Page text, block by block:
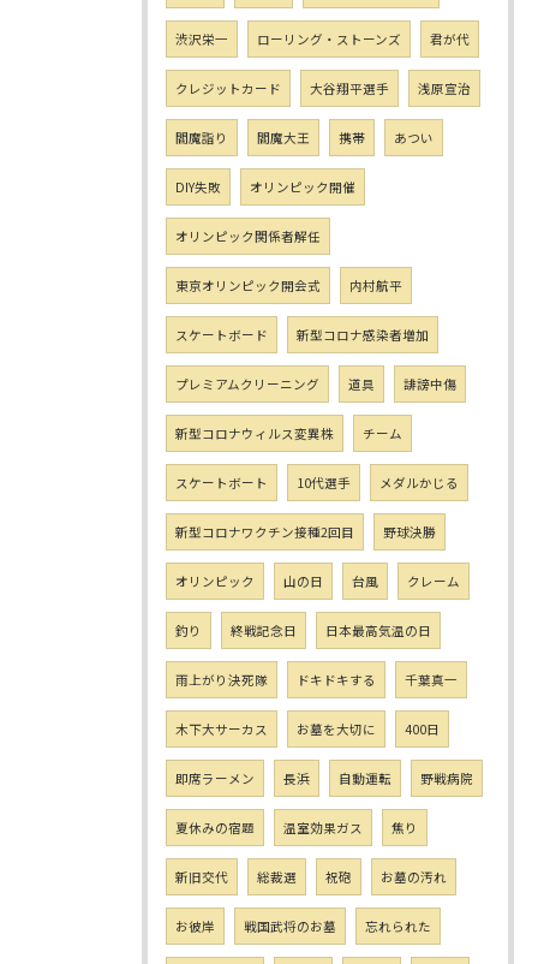
渋沢栄一 ローリング・ストーンズ 君が代
クレジットカード 大谷翔平選手 浅原宣治
閻魔詣り 閻魔大王 携帯 あつい
DIY失敗 オリンピック開催
オリンピック関係者解任
東京オリンピック開会式 内村航平
スケートボード 新型コロナ感染者増加
プレミアムクリーニング 道具 誹謗中傷
新型コロナウィルス変異株 チーム
スケートボート 10代選手 メダルかじる
新型コロナワクチン接種2回目 野球決勝
オリンピック 山の日 台風 クレーム
釣り 終戦記念日 日本最高気温の日
雨上がり決死隊 ドキドキする 千葉真一
木下大サーカス お墓を大切に 400日
即席ラーメン 長浜 自動運転 野戦病院
夏休みの宿題 温室効果ガス 焦り
新旧交代 総裁選 祝砲 お墓の汚れ
お彼岸 戦国武将のお墓 忘れられた